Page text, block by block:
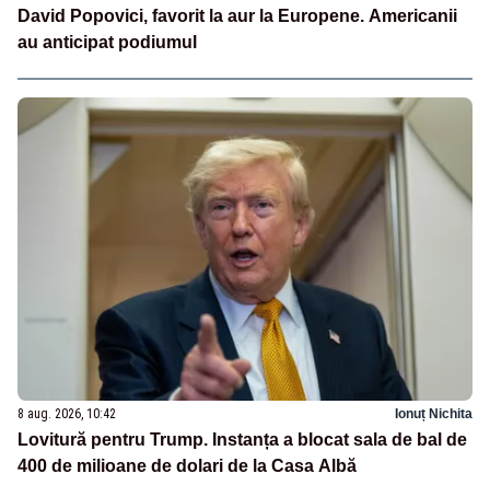
David Popovici, favorit la aur la Europene. Americanii
au anticipat podiumul
8 aug. 2026, 10:42 Ionuț Nichita
Lovitură pentru Trump. Instanța a blocat sala de bal de
400 de milioane de dolari de la Casa Albă